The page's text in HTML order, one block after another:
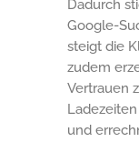
Dadurch
Google-
steigt die
zudem
Vertrauen
und